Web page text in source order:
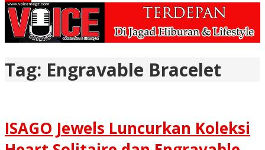
Tag: Engravable Bracelet
ISAGO Jewels Luncurkan Koleksi